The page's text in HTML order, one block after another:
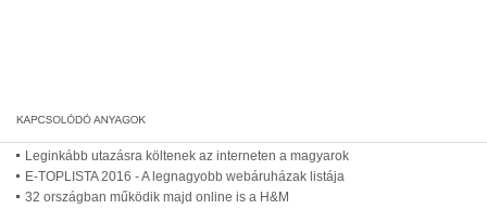
Leginkább utazásra költenek az interneten a magyarok
E-TOPLISTA 2016 - A legnagyobb webáruházak listája
32 országban működik majd online is a H&M